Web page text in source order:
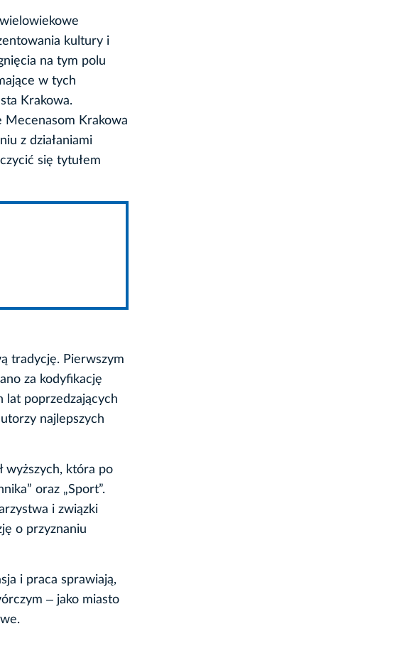
kultury i
na tym polu
w tych
Krakowa.
Mecenasom Krakowa
z działaniami
się tytułem
tradycję. Pierwszym
za kodyfikację
lat poprzedzających
najlepszych
wyższych, która po
oraz „Sport”.
i związki
o przyznaniu
i praca sprawiają,
‒ jako miasto